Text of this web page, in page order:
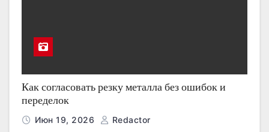
Как согласовать резку металла без ошибок и
переделок
Июн 19, 2026 Redactor